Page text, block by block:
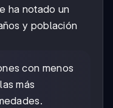
ha notado un
y población
con menos
más